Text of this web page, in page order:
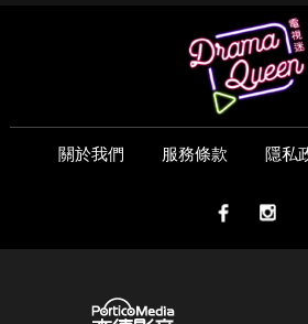
關於我們 服務條款 隱私